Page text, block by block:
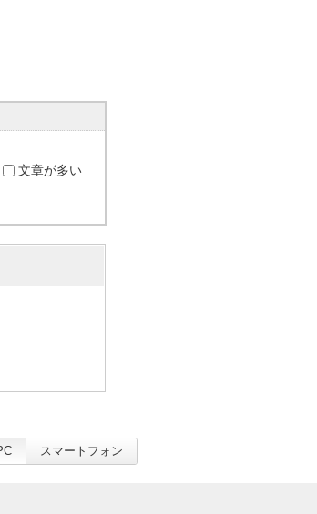
文章が多い
スマートフォン